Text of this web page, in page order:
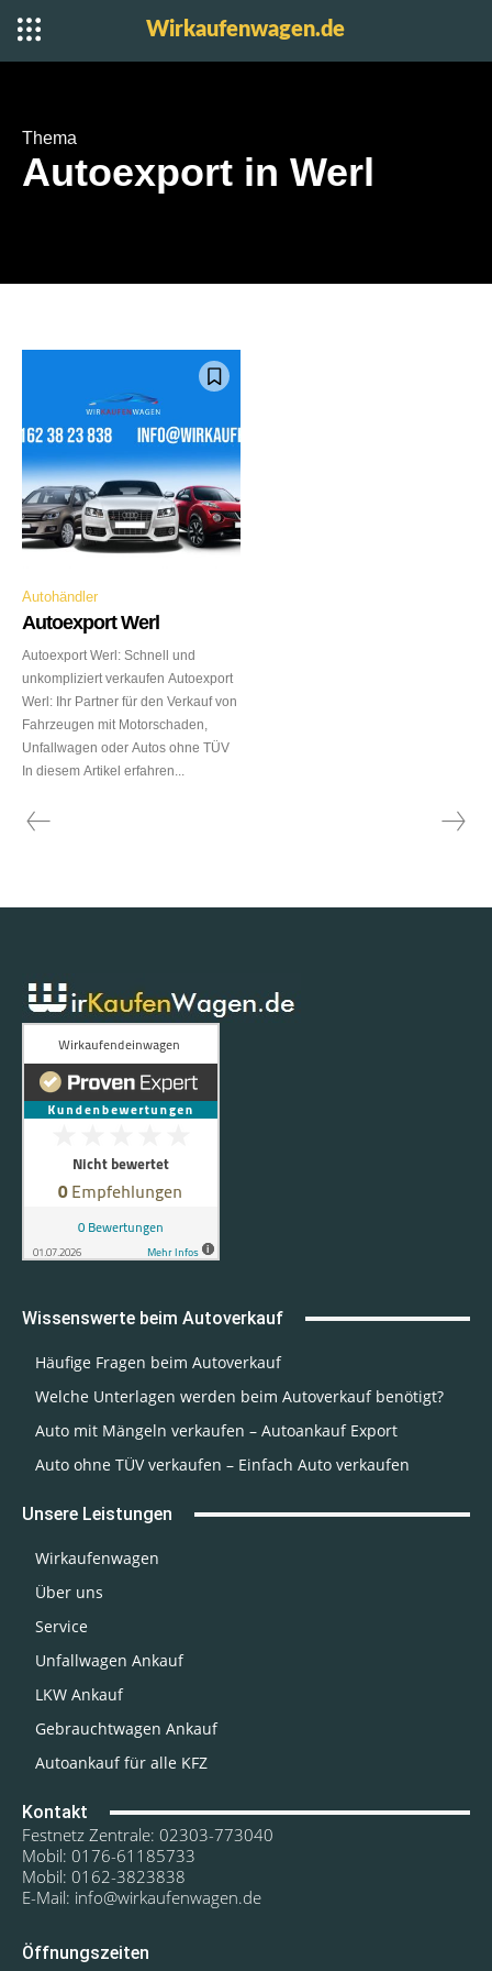
Wirkaufenwagen.de
Thema
Autoexport in Werl
Autohändler
Autoexport Werl
Autoexport Werl: Schnell und
unkompliziert verkaufen Autoexport
Werl: Ihr Partner für den Verkauf von
Fahrzeugen mit Motorschaden,
Unfallwagen oder Autos ohne TÜV
In diesem Artikel erfahren...
Wissenswerte beim Autoverkauf
Häufige Fragen beim Autoverkauf
Welche Unterlagen werden beim Autoverkauf benötigt?
Auto mit Mängeln verkaufen – Autoankauf Export
Auto ohne TÜV verkaufen – Einfach Auto verkaufen
Unsere Leistungen
Wirkaufenwagen
Über uns
Service
Unfallwagen Ankauf
LKW Ankauf
Gebrauchtwagen Ankauf
Autoankauf für alle KFZ
Kontakt
Festnetz Zentrale: 02303-773040
Mobil: 0176-61185733
Mobil: 0162-3823838
E-Mail: info@wirkaufenwagen.de
Öffnungszeiten